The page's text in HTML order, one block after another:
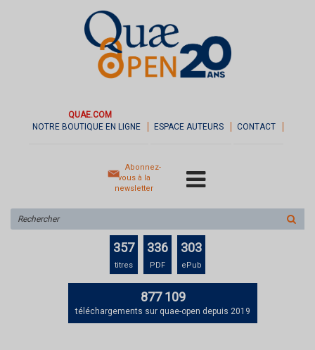
QUAE.COM
NOTRE BOUTIQUE EN LIGNE
ESPACE AUTEURS CONTACT
Abonnez-
vous à la
newsletter
sur
le
357
titres
336
PDF
303
ePub
877 109
téléchargements sur quae-open depuis 2019